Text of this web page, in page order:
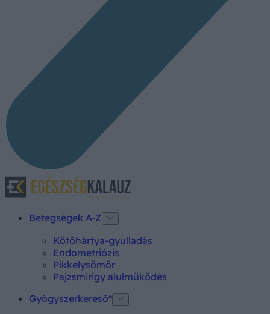
Betegségek A-Z
Kötőhártya-gyulladás
Endometriózis
Pikkelysömör
Pajzsmirigy alulműködés
Gyógyszerkereső*